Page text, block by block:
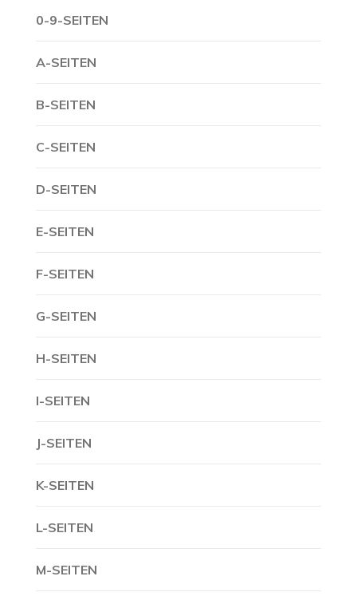
0-9-SEITEN
A-SEITEN
B-SEITEN
C-SEITEN
D-SEITEN
E-SEITEN
F-SEITEN
G-SEITEN
H-SEITEN
I-SEITEN
J-SEITEN
K-SEITEN
L-SEITEN
M-SEITEN